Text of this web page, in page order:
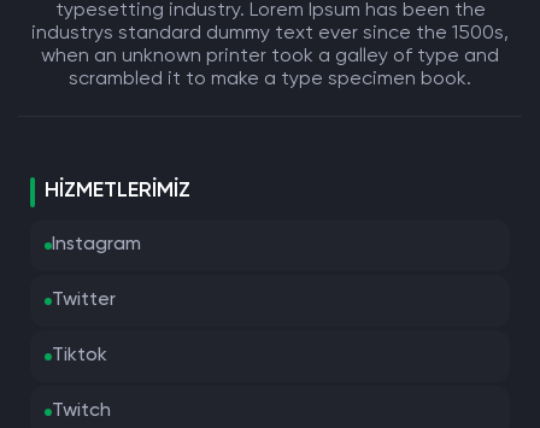
typesetting industry. Lorem Ipsum has been the
industrys standard dummy text ever since the 1500s,
when an unknown printer took a galley of type and
scrambled it to make a type specimen book.
HIZMETLERIMIZ
Instagram
Twitter
Tiktok
Twitch